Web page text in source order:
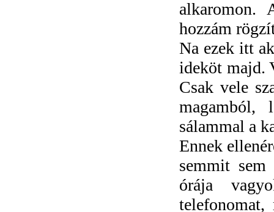
alkaromon.
hozzám
Na ezek itt
ideköt majd.
Csak vele
magamból,
sálammal a
Ennek
semmit sem
órája